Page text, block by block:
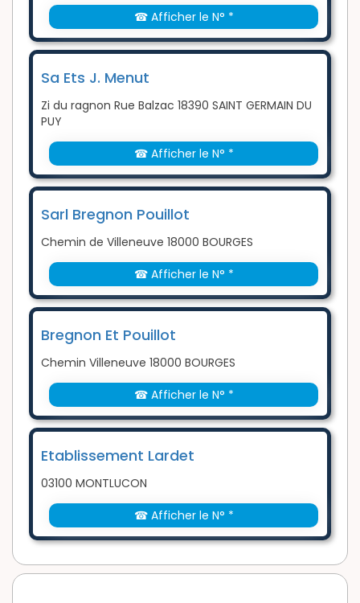
☎ Afficher le N° *
Sa Ets J. Menut
Zi du ragnon Rue Balzac 18390 SAINT GERMAIN DU
PUY
☎ Afficher le N° *
Sarl Bregnon Pouillot
Chemin de Villeneuve 18000 BOURGES
☎ Afficher le N° *
Bregnon Et Pouillot
Chemin Villeneuve 18000 BOURGES
☎ Afficher le N° *
Etablissement Lardet
03100 MONTLUCON
☎ Afficher le N° *